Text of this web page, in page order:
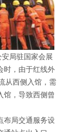
安局驻国家会展
时，由于红线外
从西侧入馆，需
馆，导致西侧曾
布局交通服务设